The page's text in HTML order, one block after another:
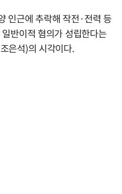
인근에 추락해 작전·전력 등
반이적 혐의가 성립한다는
은석)의 시각이다.